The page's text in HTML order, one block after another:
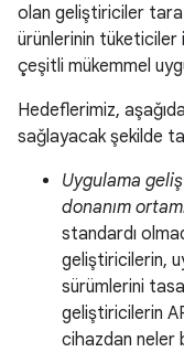
olan geliştiriciler
ürünlerinin tüketiciler
çeşitli mükemmel
Hedeflerimiz,
sağlayacak şekilde
Uygulama
donanım
standardı
geliştiricilerin,
sürümlerini
geliştiricilerin
cihazdan neler